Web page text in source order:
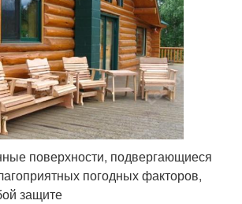
поверхности, подвергающиеся
погодных факторов,
защите